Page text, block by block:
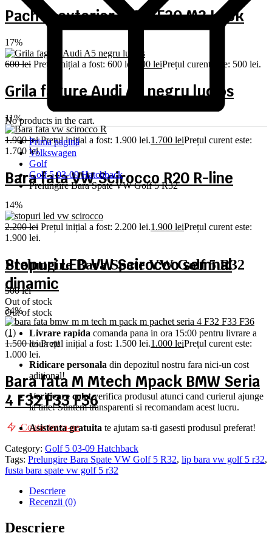
Pachet exterior BMW F30 M3 Look
17%
600lei Prețul inițial a fost: 600 lei. 500 leiPrețul curent este: 500 lei.
Grila fagure Audi A5 negru lucios
11%
1.900lei Prețul inițial a fost: 1.900 lei.1.700 leiPrețul curent este:
1.700 lei.
Bara fata VW Scirocco R20 R-line
14%
2.200lei Prețul inițial a fost: 2.200 lei.1.900 leiPrețul curent este:
1.900 lei.
Stopuri LED VW Scirocco semnal
dinamic
34%
1.500lei Prețul inițial a fost: 1.500 lei.1.000 leiPrețul curent este:
1.000 lei.
Bara fata M Mtech Mpack BMW Seria
4 F32 F33 F36
Contacteaza-ne
No products in the cart.
Prima pagină
Volkswagen
Golf
Golf 5 03-09 Hatchback
Prelungire Bara Spate VW Golf 5 R32
Prelungire Bara Spate VW Golf 5 R32
500lei
Out of stock
Out of stock
Livrare rapida comanda pana in ora 15:00 pentru livrare a
doua zi!
Ridicare personala din depozitul nostru fara nici-un cost
aditional!
Verificare coletverifica produsul atunci cand curierul ajunge
la tine! Suntem transparenti si recomandam acest lucru.
Asistenta gratuita te ajutam sa-ti gasesti produsul preferat!
Category: Golf 5 03-09 Hatchback
Tags: Prelungire Bara Spate VW Golf 5 R32, lip bara vw golf 5 r32,
fusta bara spate vw golf 5 r32
Descriere
Recenzii (0)
Descriere